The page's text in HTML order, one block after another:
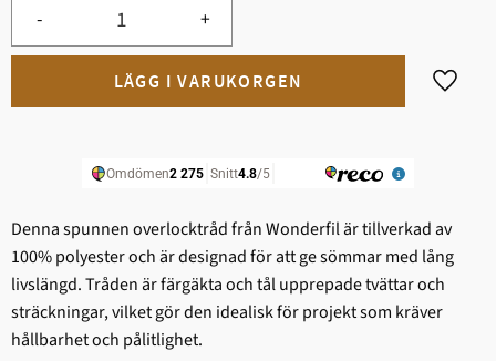
+
-
Lägg
Denna spunnen overlocktråd från Wonderfil är tillverkad av
100% polyester och är designad för att ge sömmar med lång
livslängd. Tråden är färgäkta och tål upprepade tvättar och
sträckningar, vilket gör den idealisk för projekt som kräver
hållbarhet och pålitlighet.